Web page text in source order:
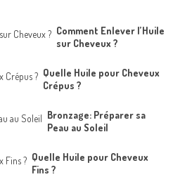
Comment Enlever l’Huile
sur Cheveux ?
Quelle Huile pour Cheveux
Crépus ?
Bronzage: Préparer sa
Peau au Soleil
Quelle Huile pour Cheveux
Fins ?